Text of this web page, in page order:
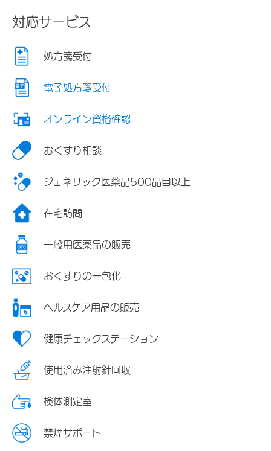
対応サービス
処方箋受付
電子処方箋受付
オンライン資格確認
おくすり相談
ジェネリック医薬品500品目以上
在宅訪問
一般用医薬品の販売
おくすりの一包化
ヘルスケア用品の販売
健康チェックステーション
使用済み注射針回収
検体測定室
禁煙サポート